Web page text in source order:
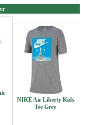
NIKE Air Liberty Kids
Tee Grey